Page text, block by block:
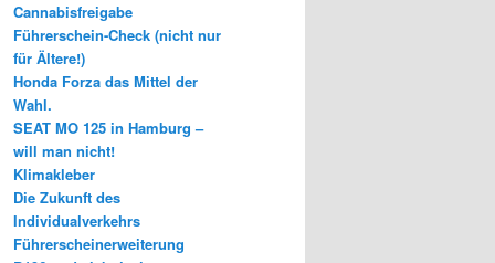
Cannabisfreigabe
Führerschein-Check (nicht nur
für Ältere!)
Honda Forza das Mittel der
Wahl.
SEAT MO 125 in Hamburg –
will man nicht!
Klimakleber
Die Zukunft des
Individualverkehrs
Führerscheinerweiterung